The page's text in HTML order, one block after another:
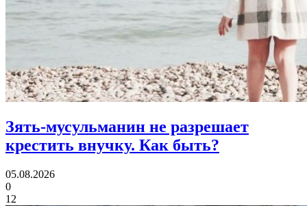
Зять-мусульманин не разрешает
крестить внучку. Как быть?
05.08.2026
0
12